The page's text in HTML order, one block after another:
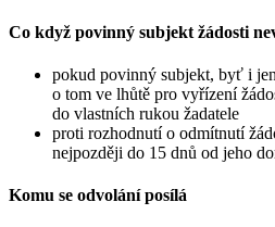
Co když povinný subjekt žádosti
pokud povinný subjekt, byť i
o tom ve lhůtě pro vyřízení
do vlastních rukou žadatele
proti rozhodnutí o odmítnutí
nejpozději do 15 dnů od jeho
Komu se odvolání posílá